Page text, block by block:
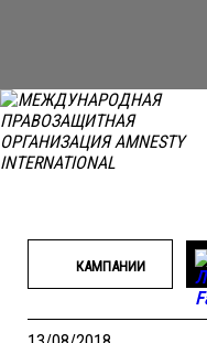
КАМПАНИИ